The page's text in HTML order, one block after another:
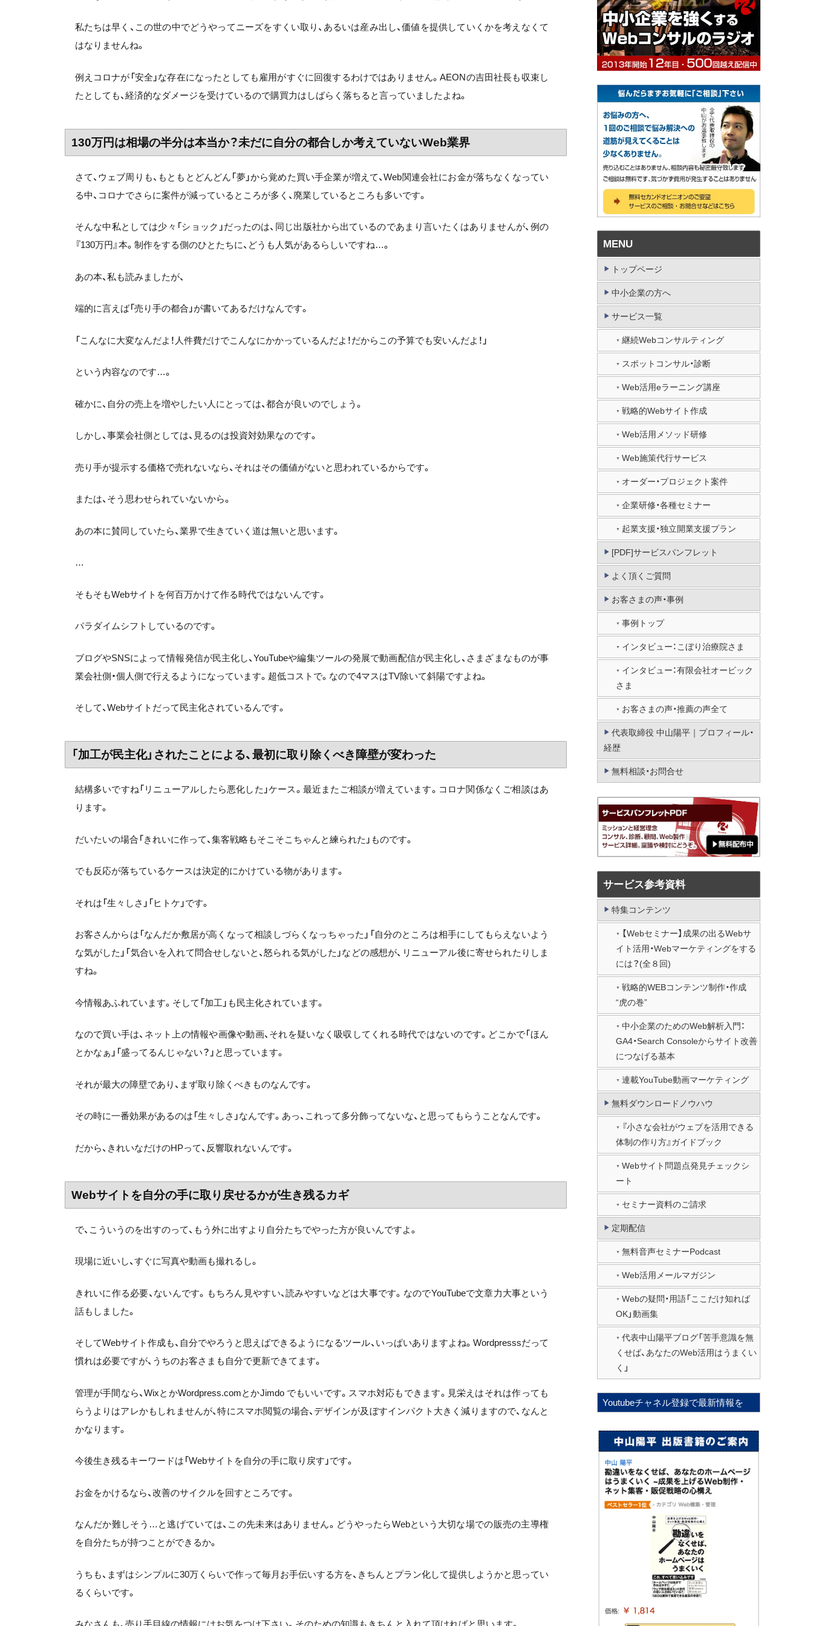
私たちは早く、この世の中でどうやってニーズをすくい取り、あるいは産み出し、価値を提供していくかを考えなくて
はなりませんね。
例えコロナが「安全」な存在になったとしても雇用がすぐに回復するわけではありません。AEONの吉田社長も収束し
たとしても、経済的なダメージを受けているので購買力はしばらく落ちると言っていましたよね。
130万円は相場の半分は本当か？未だに自分の都合しか考えていないWeb業界
さて、ウェブ周りも、もともとどんどん「夢」から覚めた買い手企業が増えて、Web関連会社にお金が落ちなくなってい
る中、コロナでさらに案件が減っているところが多く、廃業しているところも多いです。
そんな中私としては少々「ショック」だったのは、同じ出版社から出ているのであまり言いたくはありませんが、例の
『130万円』本。制作をする側のひとたちに、どうも人気があるらしいですね…。
あの本、私も読みましたが、
端的に言えば「売り手の都合」が書いてあるだけなんです。
「こんなに大変なんだよ！人件費だけでこんなにかかっているんだよ！だからこの予算でも安いんだよ！」
という内容なのです…。
確かに、自分の売上を増やしたい人にとっては、都合が良いのでしょう。
しかし、事業会社側としては、見るのは投資対効果なのです。
売り手が提示する価格で売れないなら、それはその価値がないと思われているからです。
または、そう思わせられていないから。
あの本に賛同していたら、業界で生きていく道は無いと思います。
…
そもそもWebサイトを何百万かけて作る時代ではないんです。
パラダイムシフトしているのです。
ブログやSNSによって情報発信が民主化し、YouTubeや編集ツールの発展で動画配信が民主化し、さまざまなものが事
業会社側・個人側で行えるようになっています。超低コストで。なので4マスはTV除いて斜陽ですよね。
そして、Webサイトだって民主化されているんです。
「加工が民主化」されたことによる、最初に取り除くべき障壁が変わった
結構多いですね「リニューアルしたら悪化した」ケース。最近またご相談が増えています。コロナ関係なくご相談はあ
ります。
だいたいの場合「きれいに作って、集客戦略もそこそこちゃんと練られた」ものです。
でも反応が落ちているケースは決定的にかけている物があります。
それは「生々しさ」「ヒトケ」です。
お客さんからは「なんだか敷居が高くなって相談しづらくなっちゃった」「自分のところは相手にしてもらえないよう
な気がした」「気合いを入れて問合せしないと、怒られる気がした」などの感想が、リニューアル後に寄せられたりしま
すね。
今情報あふれています。そして「加工」も民主化されています。
なので買い手は、ネット上の情報や画像や動画、それを疑いなく吸収してくれる時代ではないのです。どこかで「ほん
とかなぁ」「盛ってるんじゃない？」と思っています。
それが最大の障壁であり、まず取り除くべきものなんです。
その時に一番効果があるのは「生々しさ」なんです。あっ、これって多分飾ってないな、と思ってもらうことなんです。
だから、きれいなだけのHPって、反響取れないんです。
Webサイトを自分の手に取り戻せるかが生き残るカギ
で、こういうのを出すのって、もう外に出すより自分たちでやった方が良いんですよ。
現場に近いし、すぐに写真や動画も撮れるし。
きれいに作る必要、ないんです。もちろん見やすい、読みやすいなどは大事です。なのでYouTubeで文章力大事という
話もしました。
そしてWebサイト作成も、自分でやろうと思えばできるようになるツール、いっぱいありますよね。Wordpresssだって
慣れは必要ですが、うちのお客さまも自分で更新できてます。
管理が手間なら、WixとかWordpress.comとかJimdo でもいいです。スマホ対応もできます。見栄えはそれは作っても
らうよりはアレかもしれませんが、特にスマホ閲覧の場合、デザインが及ぼすインパクト大きく減りますので、なんと
かなります。
今後生き残るキーワードは「Webサイトを自分の手に取り戻す」です。
お金をかけるなら、改善のサイクルを回すところです。
なんだか難しそう…と逃げていては、この先未来はありません。どうやったらWebという大切な場での販売の主導権
を自分たちが持つことができるか。
うちも、まずはシンプルに30万くらいで作って毎月お手伝いする方を、きちんとプラン化して提供しようかと思ってい
るくらいです。
みなさんも、売り手目線の情報にはお気をつけ下さい。そのための知識もきちんと入れて頂ければと思います。
MENU
トップページ
中小企業の方へ
サービス一覧
継続Webコンサルティング
スポットコンサル・診断
Web活用eラーニング講座
戦略的Webサイト作成
Web活用メソッド研修
Web施策代行サービス
オーダー・プロジェクト案件
企業研修・各種セミナー
起業支援・独立開業支援プラン
[PDF]サービスパンフレット
よく頂くご質問
お客さまの声・事例
事例トップ
インタビュー：こぼり治療院さま
インタビュー：有限会社オービック
さま
お客さまの声・推薦の声全て
代表取締役 中山陽平｜プロフィール・
経歴
無料相談・お問合せ
サービス参考資料
特集コンテンツ
【Webセミナー】成果の出るWebサ
イト活用・Webマーケティングをする
には？(全８回)
戦略的WEBコンテンツ制作・作成
“虎の巻”
中小企業のためのWeb解析入門：
GA4・Search Consoleからサイト改善
につなげる基本
連載YouTube動画マーケティング
無料ダウンロードノウハウ
『小さな会社がウェブを活用できる
体制の作り方』ガイドブック
Webサイト問題点発見チェックシ
ート
セミナー資料のご請求
定期配信
無料音声セミナーPodcast
Web活用メールマガジン
Webの疑問・用語「ここだけ知れば
OK」動画集
代表中山陽平ブログ「苦手意識を無
くせば、あなたのWeb活用はうまくい
く」
Youtubeチャネル登録で最新情報を